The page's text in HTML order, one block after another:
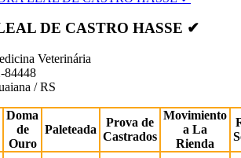
DE CASTRO HASSE ✔
Veterinária
84448
/ RS
Doma
de
Ouro
Paleteada
Prova de
Castrados
Movimiento
a La
Rienda